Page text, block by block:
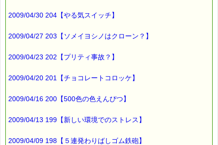
2009/04/30 204【やる気スイッチ】
2009/04/27 203【ソメイヨシノはクローン？】
2009/04/23 202【プリティ事故？】
2009/04/20 201【チョコレートコロッケ】
2009/04/16 200【500色の色えんぴつ】
2009/04/13 199【新しい環境でのストレス】
2009/04/09 198【５連発わりばしゴム鉄砲】